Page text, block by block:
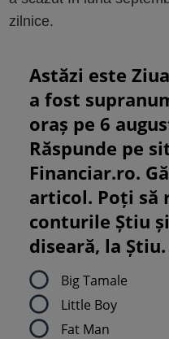
zilnice.
Astăzi este
a fost
oraș pe 6
Răspunde pe
Financiar.ro.
articol. Poți să
conturile Știu
diseară, la Știu.
Big Tamale
Little Boy
Fat Man